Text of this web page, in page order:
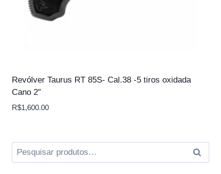
Revólver Taurus RT 85S- Cal.38 -5 tiros oxidada
Cano 2″
R$1,600.00
Pesquisar
por: